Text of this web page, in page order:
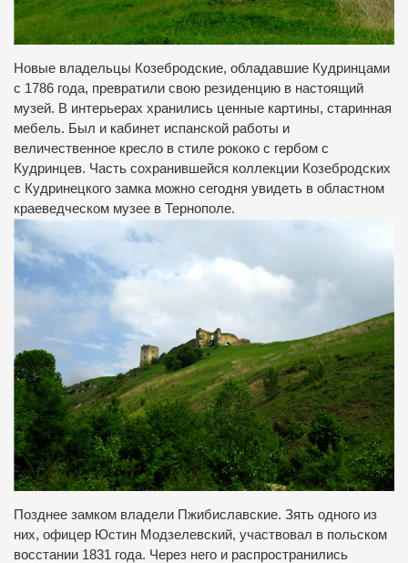
Новые владельцы Козебродские, обладавшие Кудринцами
с 1786 года, превратили свою резиденцию в настоящий
музей. В интерьерах хранились ценные картины, старинная
мебель. Был и кабинет испанской работы и
величественное кресло в стиле рококо с гербом с
Кудринцев. Часть сохранившейся коллекции Козебродских
с Кудринецкого замка можно сегодня увидеть в областном
краеведческом музее в Тернополе.
Позднее замком владели Пжибиславские. Зять одного из
них, офицер Юстин Модзелевский, участвовал в польском
восстании 1831 года. Через него и распространились